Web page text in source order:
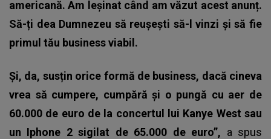
americană. Am leșinat când am văzut acest anunț.
Să-ți dea Dumnezeu să reușești să-l vinzi și să fie
primul tău business viabil.
Și, da, susțin orice formă de business, dacă cineva
vrea să cumpere, cumpără și o pungă cu aer de
60.000 de euro de la concertul lui Kanye West sau
un Iphone 2 sigilat de 65.000 de euro”, a spus